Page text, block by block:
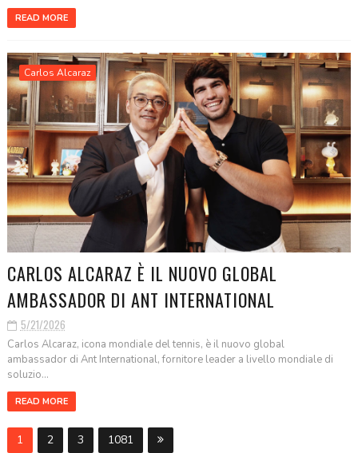
READ MORE
Carlos Alcaraz
CARLOS ALCARAZ È IL NUOVO GLOBAL
AMBASSADOR DI ANT INTERNATIONAL
5/21/2026
Carlos Alcaraz, icona mondiale del tennis, è il nuovo global
ambassador di Ant International, fornitore leader a livello mondiale di
soluzio...
READ MORE
1 2 3 1081